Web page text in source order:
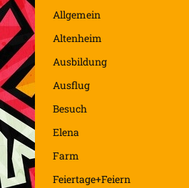
Allgemein
Altenheim
Ausbildung
Ausflug
Besuch
Elena
Farm
Feiertage+Feiern